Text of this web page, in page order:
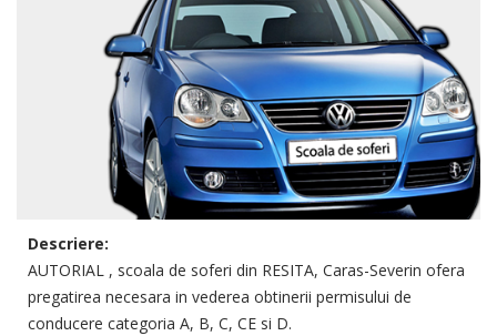
Descriere:
AUTORIAL , scoala de soferi din RESITA, Caras-Severin ofera
pregatirea necesara in vederea obtinerii permisului de
conducere categoria A, B, C, CE si D.